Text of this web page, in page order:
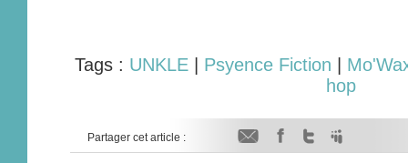
Tags : UNKLE| Psyence Fiction
hop
Partager cet article :